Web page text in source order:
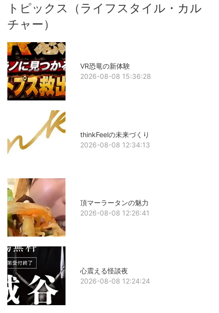
トピックス（ライフスタイル・カル
チャー）
VR恐竜の新体験
2026-08-08 15:36:28
thinkFeelの未来づくり
2026-08-08 12:34:13
頂マーラータンの魅力
2026-08-08 12:26:41
心震える怪談夜
2026-08-08 12:24:24